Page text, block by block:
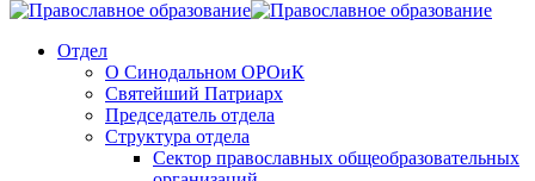
Отдел
О Синодальном ОРОиК
Святейший Патриарх
Председатель отдела
Структура отдела
Сектор православных общеобразовательных